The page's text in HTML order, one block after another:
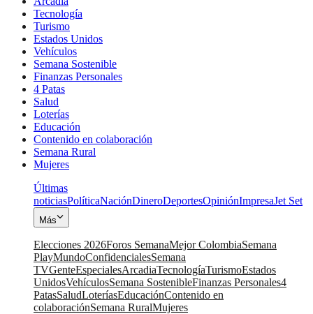
Tecnología
Turismo
Estados Unidos
Vehículos
Semana Sostenible
Finanzas Personales
4 Patas
Salud
Loterías
Educación
Contenido en colaboración
Semana Rural
Mujeres
Últimas
noticiasPolíticaNaciónDineroDeportesOpiniónImpresaJet Set
Más
Elecciones 2026Foros SemanaMejor ColombiaSemana
PlayMundoConfidencialesSemana
TVGenteEspecialesArcadiaTecnologíaTurismoEstados
UnidosVehículosSemana SostenibleFinanzas Personales4
PatasSaludLoteríasEducaciónContenido en
colaboraciónSemana RuralMujeres